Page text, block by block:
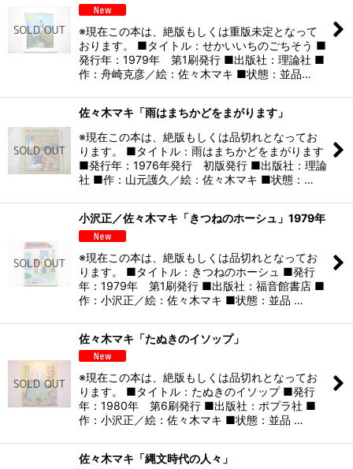
※現在この本は、絶版もしくは重版未定となって
おります。 ■タイトル：せかいいちのごちそう ■
発行年：1979年 第1刷発行 ■出版社：理論社 ■
作：舟崎克彦／絵：佐々木マキ ■状態：並品…
佐々木マキ「雨はまちかどをまがります」
※現在この本は、絶版もしくは品切れとなってお
ります。 ■タイトル：雨はまちかどをまがります
■発行年：1976年発行 初版発行 ■出版社：理論
社 ■作：山元護久／絵：佐々木マキ ■状態：…
小沢正／佐々木マキ「きつねのホーシュ」1979年
※現在この本は、絶版もしくは品切れとなってお
ります。 ■タイトル：きつねのホーシュ ■発行
年：1979年 第1刷発行 ■出版社：福音館書店 ■
作：小沢正／絵：佐々木マキ ■状態：並品 …
佐々木マキ「たぬきのイソップ」
※現在この本は、絶版もしくは品切れとなってお
ります。 ■タイトル：たぬきのイソップ ■発行
年：1980年 第6刷発行 ■出版社：ポプラ社 ■
作：小沢正／絵：佐々木マキ ■状態：並品 …
佐々木マキ「縄文時代の人々」